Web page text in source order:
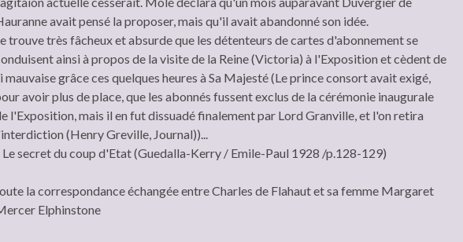
avait pensé la proposer, mais qu'il avait abandonné son idée.
trouve très fâcheux et absurde que les détenteurs de cartes d'abonnement se
ainsi à propos de la visite de la Reine (Victoria) à l'Exposition et cèdent de
mauvaise grâce ces quelques heures à Sa Majesté (Le prince consort avait exigé,
avoir plus de place, que les abonnés fussent exclus de la cérémonie inaugurale
l'Exposition, mais il en fut dissuadé finalement par Lord Granville, et l'on retira
(Henry Greville, Journal))...
Le secret du coup d'Etat (Guedalla-Kerry / Emile-Paul 1928 /p.128-129)
la correspondance échangée entre Charles de Flahaut et sa femme Margaret
Elphinstone